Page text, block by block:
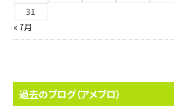
31
« 7月
過去のブログ（アメブロ）